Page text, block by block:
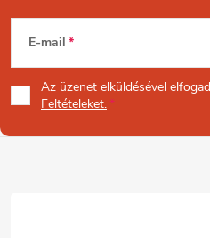
L
á
b
E-mail
Az üzenet elküldésével
Feltételeket.